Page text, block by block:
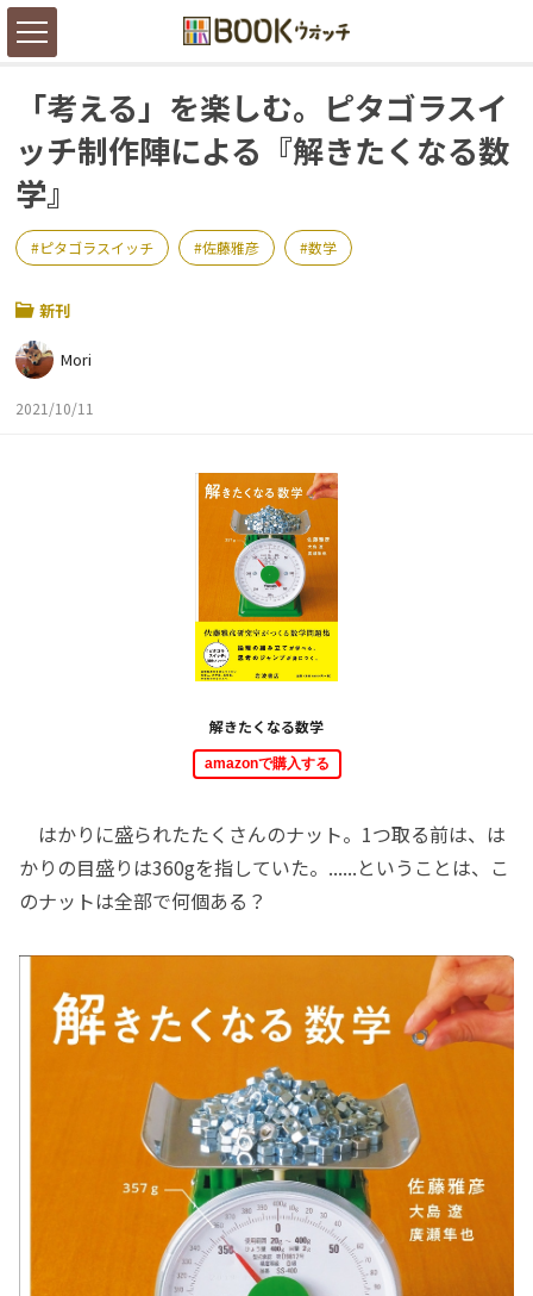
「考える」を楽しむ。ピタゴラスイ
ッチ制作陣による『解きたくなる数
学』
ピタゴラスイッチ 佐藤雅彦 数学
新刊
Mori
2021/10/11
解きたくなる数学
amazonで購入する
はかりに盛られたたくさんのナット。1つ取る前は、は
かりの目盛りは360gを指していた。......ということは、こ
のナットは全部で何個ある？